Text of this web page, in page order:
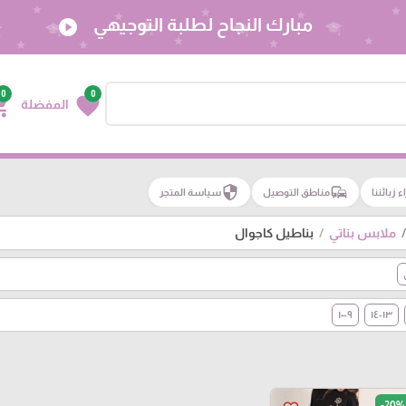
0
favorite المفضلة
0
مبارك النجاح لطلبة التوجيهي play_circle
زبائننا commuteمناطق التوصيل securityسياسة المتجر
ملابس بناتي بناطيل كاجوال
١٣-١٤ ٩-١٠